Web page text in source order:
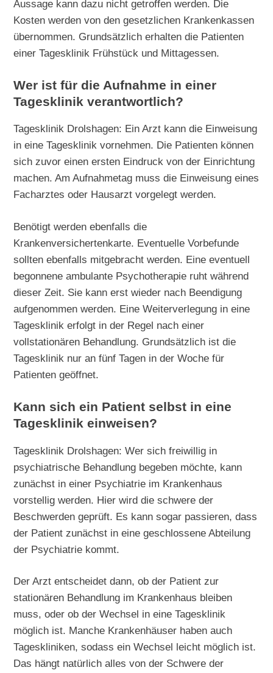
Aussage kann dazu nicht getroffen werden. Die
Kosten werden von den gesetzlichen Krankenkassen
übernommen. Grundsätzlich erhalten die Patienten
einer Tagesklinik Frühstück und Mittagessen.
Wer ist für die Aufnahme in einer
Tagesklinik verantwortlich?
Tagesklinik Drolshagen: Ein Arzt kann die Einweisung
in eine Tagesklinik vornehmen. Die Patienten können
sich zuvor einen ersten Eindruck von der Einrichtung
machen. Am Aufnahmetag muss die Einweisung eines
Facharztes oder Hausarzt vorgelegt werden.
Benötigt werden ebenfalls die
Krankenversichertenkarte. Eventuelle Vorbefunde
sollten ebenfalls mitgebracht werden. Eine eventuell
begonnene ambulante Psychotherapie ruht während
dieser Zeit. Sie kann erst wieder nach Beendigung
aufgenommen werden. Eine Weiterverlegung in eine
Tagesklinik erfolgt in der Regel nach einer
vollstationären Behandlung. Grundsätzlich ist die
Tagesklinik nur an fünf Tagen in der Woche für
Patienten geöffnet.
Kann sich ein Patient selbst in eine
Tagesklinik einweisen?
Tagesklinik Drolshagen: Wer sich freiwillig in
psychiatrische Behandlung begeben möchte, kann
zunächst in einer Psychiatrie im Krankenhaus
vorstellig werden. Hier wird die schwere der
Beschwerden geprüft. Es kann sogar passieren, dass
der Patient zunächst in eine geschlossene Abteilung
der Psychiatrie kommt.
Der Arzt entscheidet dann, ob der Patient zur
stationären Behandlung im Krankenhaus bleiben
muss, oder ob der Wechsel in eine Tagesklinik
möglich ist. Manche Krankenhäuser haben auch
Tageskliniken, sodass ein Wechsel leicht möglich ist.
Das hängt natürlich alles von der Schwere der